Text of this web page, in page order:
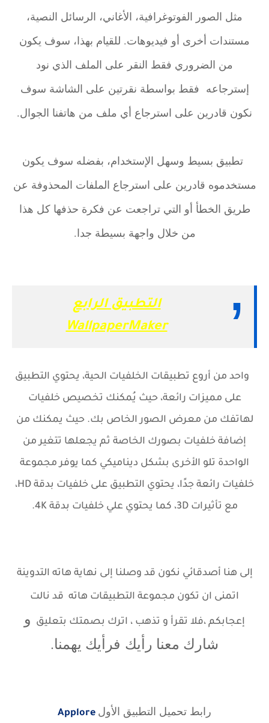
مثل الصور الفوتوغرافية، الأغاني، الرسائل النصية،
مستندات أخرى أو فيديوهات. للقيام بهذا، سوف يكون
من الضروري فقط النقر على الملف الذي نود
إسترجاعه فقط بواسطة نقرتين على الشاشة سوف
نكون قادرين على استرجاع أي ملف من هاتفنا الجوال.
تطبيق بسيط وسهل الإستخدام، بفضله سوف يكون
مستخدموه قادرين على استرجاع الملفات المحذوفة عن
طريق الخطأ أو التي تراجعت عن فكرة حذفها كل هذا
من خلال واجهة بسيطة جدا.
التطبيق الرابع
WallpaperMaker
‏ واحد من أروع تطبيقات الخلفيات الحية، يحتوي التطبيق
على مميزات رائعة، حيث يُمكنك تخصيص خلفيات
لهاتفك من معرض الصور الخاص بك. حيث يمكنك من
إضافة خلفيات بصورك الخاصة ثم يجعلها تتغير من
الواحدة تلو الأخرى بشكل ديناميكي كما يوفر مجموعة
خلفيات رائعة جدًا، يحتوي التطبيق على خلفيات بدقة HD،
مع تأثيرات 3D، كما يحتوي علي خلفيات بدقة 4K.
إلى هنا أصدقائي نكون قد وصلنا إلى نهاية هاته التدوينة
اتمنى ان تكون مجموعة التطبيقات هاته قد نالت
إعجابكم ،فلا تقرأ و تذهب ، اترك بصمتك بتعليق
و
شارك معنا رأيك فرأيك يهمنا.
رابط تحميل التطبيق الأول